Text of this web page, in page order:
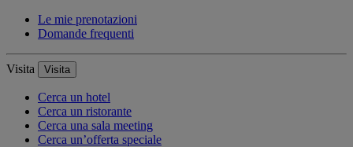
Le mie prenotazioni
Domande frequenti
Visita Visita
Cerca un hotel
Cerca un ristorante
Cerca una sala meeting
Cerca un’offerta speciale